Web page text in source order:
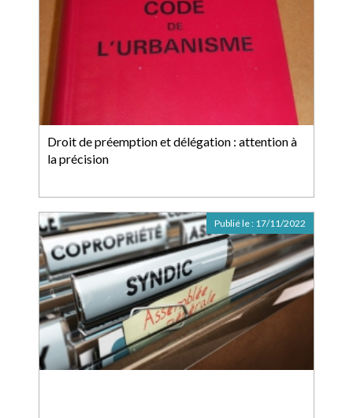
Droit de préemption et délégation : attention à
la précision
Publié le : 17/11/2022